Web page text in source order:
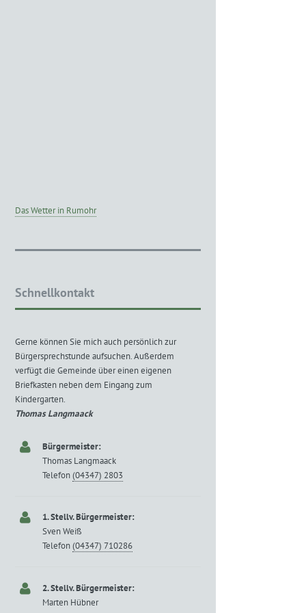
Das Wetter in Rumohr
Schnellkontakt
Gerne können Sie mich auch persönlich zur
Bürgersprechstunde aufsuchen. Außerdem
verfügt die Gemeinde über einen eigenen
Briefkasten neben dem Eingang zum
Kindergarten.
Thomas Langmaack
Bürgermeister:
Thomas Langmaack
Telefon(04347) 2803
1. Stellv. Bürgermeister:
Sven Weiß
Telefon(04347) 710286
2. Stellv. Bürgermeister:
Marten Hübner